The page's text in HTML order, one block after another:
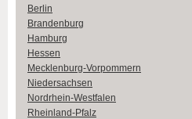
Berlin
Brandenburg
Hamburg
Hessen
Mecklenburg-Vorpommern
Niedersachsen
Nordrhein-Westfalen
Rheinland-Pfalz